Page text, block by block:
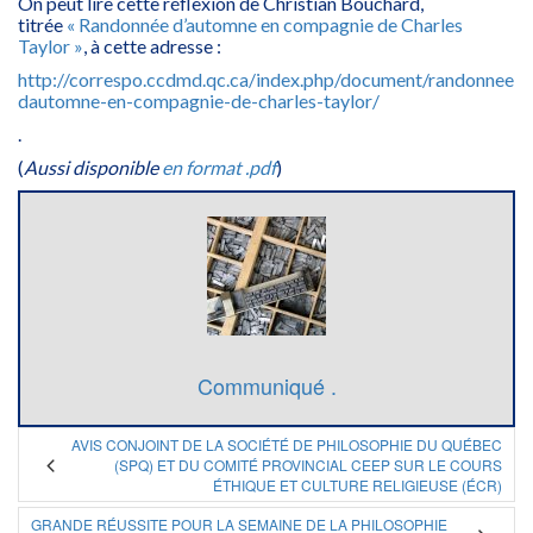
titrée « Randonnée d’automne en compagnie de Charles
Taylor » , à cette adresse :
http://correspo.ccdmd.qc.ca/index.php/document/randonnee-
dautomne-en-compagnie-de-charles-taylor/
(Aussi disponibleen format .pdf)
Communiqué .
AVIS CONJOINT DE LA SOCIÉTÉ DE PHILOSOPHIE DU QUÉBEC
(SPQ) ET DU COMITÉ PROVINCIAL CEEP SUR LE COURS
ÉTHIQUE ET CULTURE RELIGIEUSE (ÉCR)
GRANDE RÉUSSITE POUR LA SEMAINE DE LA PHILOSOPHIE